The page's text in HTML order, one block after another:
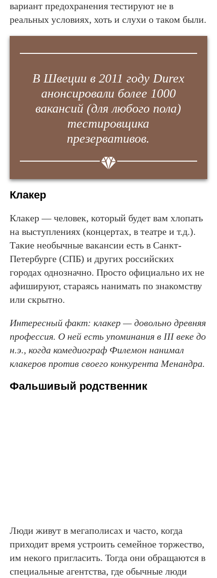
вариант предохранения тестируют не в
реальных условиях, хоть и слухи о таком были.
В Швеции в 2011 году Durex
анонсировали более 1000
вакансий (для любого пола)
тестировщика
презервативов.
Клакер
Клакер — человек, который будет вам хлопать
на выступлениях (концертах, в театре и т.д.).
Такие необычные вакансии есть в Санкт-
Петербурге (СПБ) и других российских
городах однозначно. Просто официально их не
афишируют, стараясь нанимать по знакомству
или скрытно.
Интересный факт: клакер — довольно древняя
профессия. О ней есть упоминания в III веке до
н.э., когда комедиограф Филемон нанимал
клакеров против своего конкурента Менандра.
Фальшивый родственник
Люди живут в мегаполисах и часто, когда
приходит время устроить семейное торжество,
им некого пригласить. Тогда они обращаются в
специальные агентства, где обычные люди